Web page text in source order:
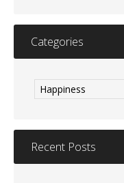
Categories
Recent Posts